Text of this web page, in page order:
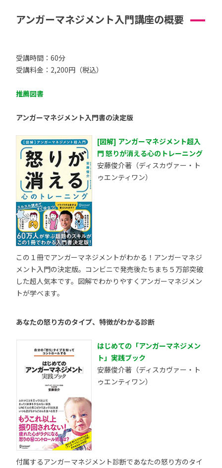
アンガーマネジメント入門講座の概要
受講時間：60分
受講料金：2,200円（税込）
推薦図書
アンガーマネジメント入門書の決定版
[図解] アンガーマネジメント超入
門 怒りが消える心のトレーニング
安藤俊介著（ディスカヴァー・ト
ゥエンティワン）
この１冊でアンガーマネジメントがわかる！アンガーマネジ
メント入門の決定版。コンビニで発売後たちまち５万部突破
した超人気本です。図解でわかりやすくアンガーマネジメン
トが学べます。
あなたの怒り方のタイプ、特徴がわかる診断
はじめての「アンガーマネジメン
ト」実践ブック
安藤俊介著（ディスカヴァー・ト
ゥエンティワン）
付属するアンガーマネジメント診断であなたの怒り方のタイ